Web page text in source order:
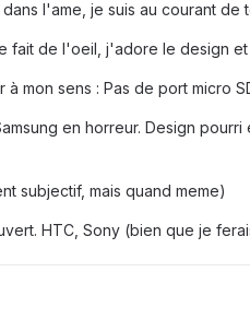
l'ame, je suis au courant
fait de l'oeil, j'adore le design
à mon sens : Pas de port micro
en horreur. Design
subjectif, mais quand meme)
HTC, Sony (bien que je